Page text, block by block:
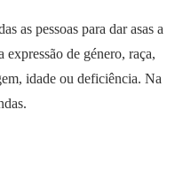
as pessoas para dar asas a
expressão de género, raça,
idade ou deficiência. Na